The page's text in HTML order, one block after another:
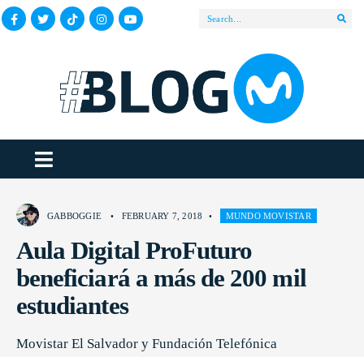
GABBOGGIE • FEBRUARY 7, 2018 • MUNDO MOVISTAR
Aula Digital ProFuturo
beneficiará a más de 200 mil
estudiantes
Movistar El Salvador y Fundación Telefónica